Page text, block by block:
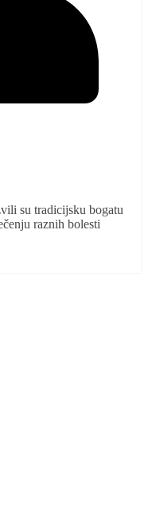
su tradicijsku bogatu
raznih bolesti